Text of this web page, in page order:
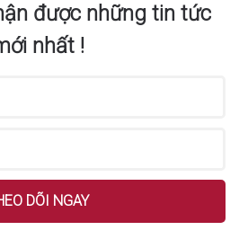
được những tin tức
nhất !